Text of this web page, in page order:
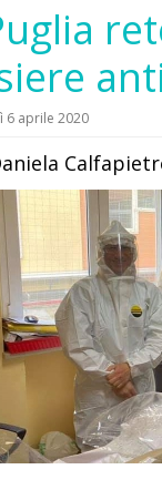
6 aprile 2020